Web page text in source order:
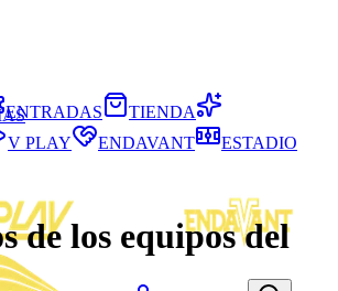
ENTRADAS
TIENDA
V PLAY ENDAVANT ESTADIO
de los equipos del